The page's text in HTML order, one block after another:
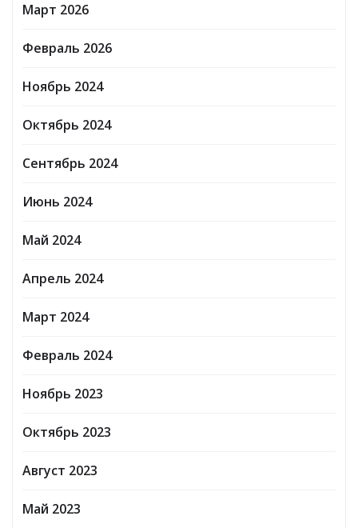
Март 2026
Февраль 2026
Ноябрь 2024
Октябрь 2024
Сентябрь 2024
Июнь 2024
Май 2024
Апрель 2024
Март 2024
Февраль 2024
Ноябрь 2023
Октябрь 2023
Август 2023
Май 2023